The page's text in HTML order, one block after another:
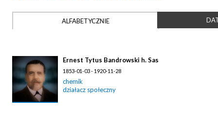
ALFABETYCZNIE
Ernest Tytus Bandrowski h. Sas
1853-01-03 - 1920-11-28
chemik
działacz społeczny